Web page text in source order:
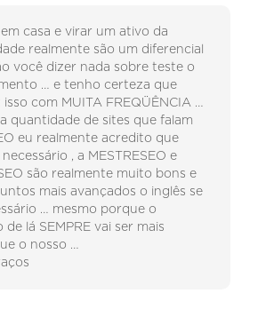
casa e virar um ativo da
realmente são um diferencial
você dizer nada sobre teste o
… e tenho certeza que
com MUITA FREQÜÊNCIA …
quantidade de sites que falam
eu realmente acredito que
, a MESTRESEO e
são realmente muito bons e
mais avançados o inglês se
… mesmo porque o
de lá SEMPRE vai ser mais
o nosso …